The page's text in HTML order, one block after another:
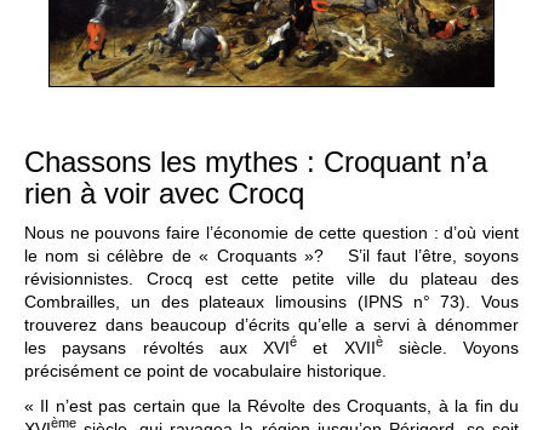
Chassons les mythes : Croquant n’a
rien à voir avec Crocq
Nous ne pouvons faire l’économie de cette question : d’où vient
le nom si célèbre de « Croquants »? S’il faut l’être, soyons
révisionnistes. Crocq est cette petite ville du plateau des
Combrailles, un des plateaux limousins (IPNS n° 73). Vous
trouverez dans beaucoup d’écrits qu’elle a servi à dénommer
les paysans révoltés aux XVIé et XVIIèsiècle. Voyons
précisément ce point de vocabulaire historique.
« Il n’est pas certain que la Révolte des Croquants, à la fin du
ème